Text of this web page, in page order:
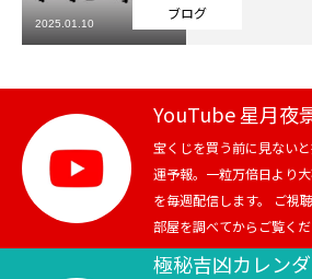
芸能界
テニス
スポーツ
競馬
ブログ
2025.01.10
YouTube 星月夜
宝くじを買う前に見ない
運予報。一粒万倍日より
を毎週配信します。 ご視
部屋を調べてからご覧くだ
極秘吉凶カレン